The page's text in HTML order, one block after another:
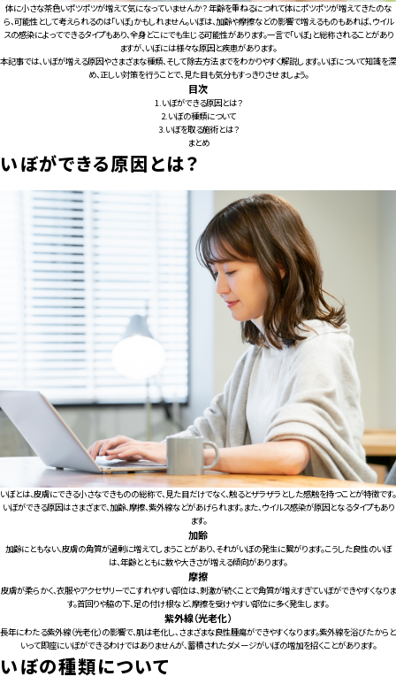
体に小さな茶色いポツポツが増えて気になっていませんか？ 年齢を重ねるにつれて体にポツポツが増えてきたのな
ら、可能性として考えられるのは「いぼ」かもしれません。いぼは、加齢や摩擦などの影響で増えるものもあれば、ウイル
スの感染によってできるタイプもあり、全身どこにでも生じる可能性があります。一言で「いぼ」と総称されることがあり
ますが、いぼには様々な原因と疾患があります。
本記事では、いぼが増える原因やさまざまな種類、そして除去方法までをわかりやすく解説します。いぼについて知識を深
め、正しい対策を行うことで、見た目も気分もすっきりさせましょう。
目次
1.いぼができる原因とは？
2.いぼの種類について
3.いぼを取る施術とは？
まとめ
いぼができる原因とは？
いぼとは、皮膚にできる小さなできものの総称で、見た目だけでなく、触るとザラザラとした感触を持つことが特徴です。
いぼができる原因はさまざまで、加齢、摩擦、紫外線などがあげられます。また、ウイルス感染が原因となるタイプもあり
ます。
加齢
加齢にともない、皮膚の角質が過剰に増えてしまうことがあり、それがいぼの発生に繋がります。こうした良性のいぼ
は、年齢とともに数や大きさが増える傾向があります。
摩擦
皮膚が柔らかく、衣服やアクセサリーでこすれやすい部位は、刺激が続くことで角質が増えすぎていぼができやすくなりま
す。首回りや脇の下、足の付け根など、摩擦を受けやすい部位に多く発生します。
紫外線（光老化）
長年にわたる紫外線（光老化）の影響で、肌は老化し、さまざまな良性腫瘍ができやすくなります。紫外線を浴びたからと
いって即座にいぼができるわけではありませんが、蓄積されたダメージがいぼの増加を招くことがあります。
いぼの種類について